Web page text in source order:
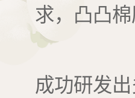
求，凸凸
成功研发